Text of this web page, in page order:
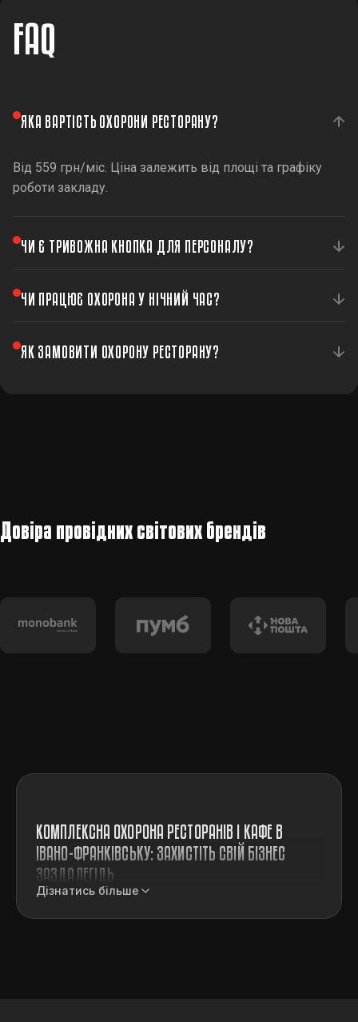
FAQ
ЯКА ВАРТІСТЬ ОХОРОНИ РЕСТОРАНУ?
Від 559 грн/міс. Ціна залежить від площі та графіку
роботи закладу.
ЧИ Є ТРИВОЖНА КНОПКА ДЛЯ ПЕРСОНАЛУ?
Так, тривожна кнопка дозволяє миттєво викликати
екіпаж у разі конфліктної ситуації.
ЧИ ПРАЦЮЄ ОХОРОНА У НІЧНИЙ ЧАС?
Так, система працює цілодобово — і в робочі години, і
ЯК ЗАМОВИТИ ОХОРОНУ РЕСТОРАНУ?
Довіра провідних світових брендів
КОМПЛЕКСНА ОХОРОНА РЕСТОРАНІВ І КАФЕ В
ІВАНО-ФРАНКІВСЬКУ: ЗАХИСТІТЬ СВІЙ БІЗНЕС
ЗАЗДАЛЕГІДЬ
на увазі не тільки захист від зовнішніх
Дізнатись більше